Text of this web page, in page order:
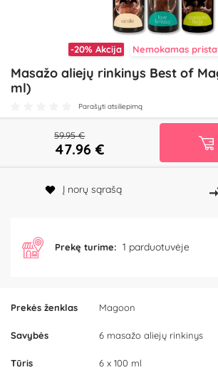
-20% Akcija Nemokamas
Masažo aliejų rinkinys Best of
ml)
Parašyti atsiliepimą
Prekės ženklas Magoon
Savybės 6 masažo aliejų rinkinys
Tūris 6 x 100 ml
59.95 €
47.96 €
Į norų sąrašą
Prekę turime: 1 parduotuvėje